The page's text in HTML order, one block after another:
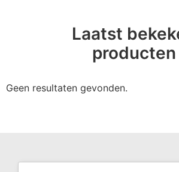
Laatst
producten
Geen resultaten gevonden.